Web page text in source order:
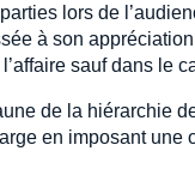
lors de
à son
sauf dans le
de la hiérarchie
en imposant une